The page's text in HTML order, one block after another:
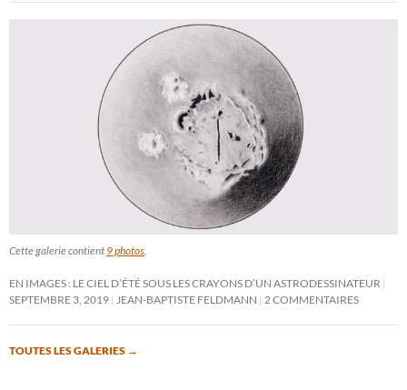
Cette galerie contient 9 photos.
EN IMAGES : LE CIEL D’ÉTÉ SOUS LES CRAYONS D’UN ASTRODESSINATEUR
SEPTEMBRE 3, 2019 JEAN-BAPTISTE FELDMANN 2 COMMENTAIRES
TOUTES LES GALERIES →